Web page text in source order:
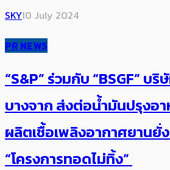
SKY10 July 2024
PR NEWS
“S&P” ร่วมกับ “BSGF” บริ
บางจาก ส่งต่อน้ำมันปรุงอา
ผลิตเชื้อเพลิงอากาศยานยั่
“โครงการทอดไม่ทิ้ง”